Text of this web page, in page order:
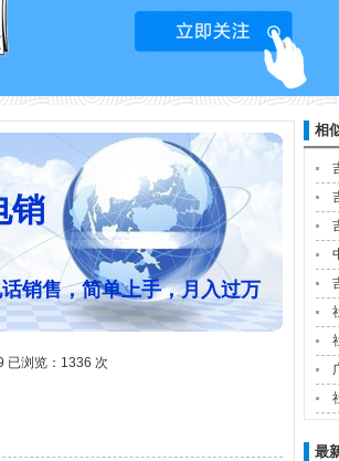
销
销售，简单上手，月入过万
已浏览：1336 次
相
最